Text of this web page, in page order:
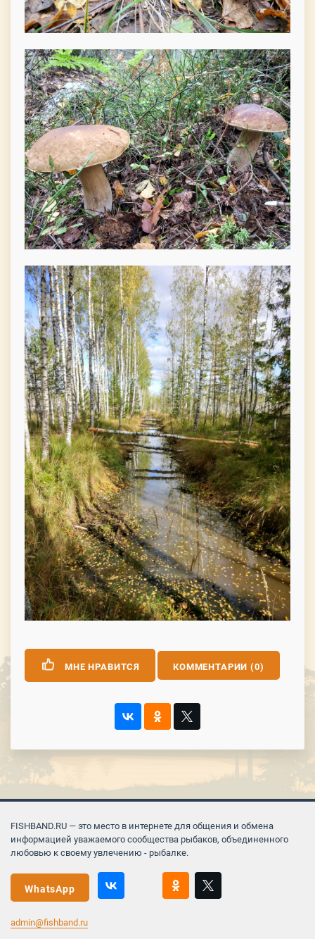
МНЕ НРАВИТСЯ КОММЕНТАРИИ (0)
FISHBAND.RU — это место в интернете для общения и обмена
информацией уважаемого сообщества рыбаков, объединенного
любовью к своему увлечению - рыбалке.
WhatsApp
admin@fishband.ru